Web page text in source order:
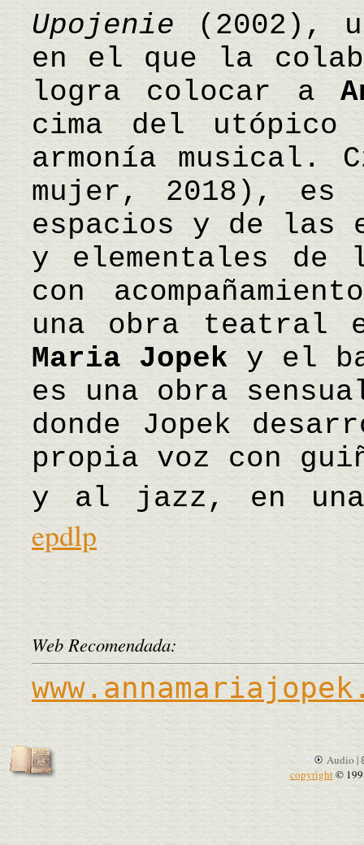
Upojenie (2002),
en el que la
logra colocar a
cima del utópico
armonía musical.
mujer, 2018), es
espacios y de las
y elementales de
con
una obra
Maria Jopeky el
es una obra
donde Jopek
propia voz con
y al jazz, en
epdlp
Web Recomendada:
Audio |
copyright©